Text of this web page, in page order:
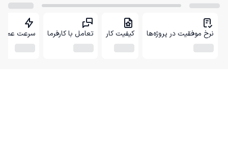
نرخ موفقیت در پروژه‌ها کیفیت کار تعامل با کارفرما سرعت عمل